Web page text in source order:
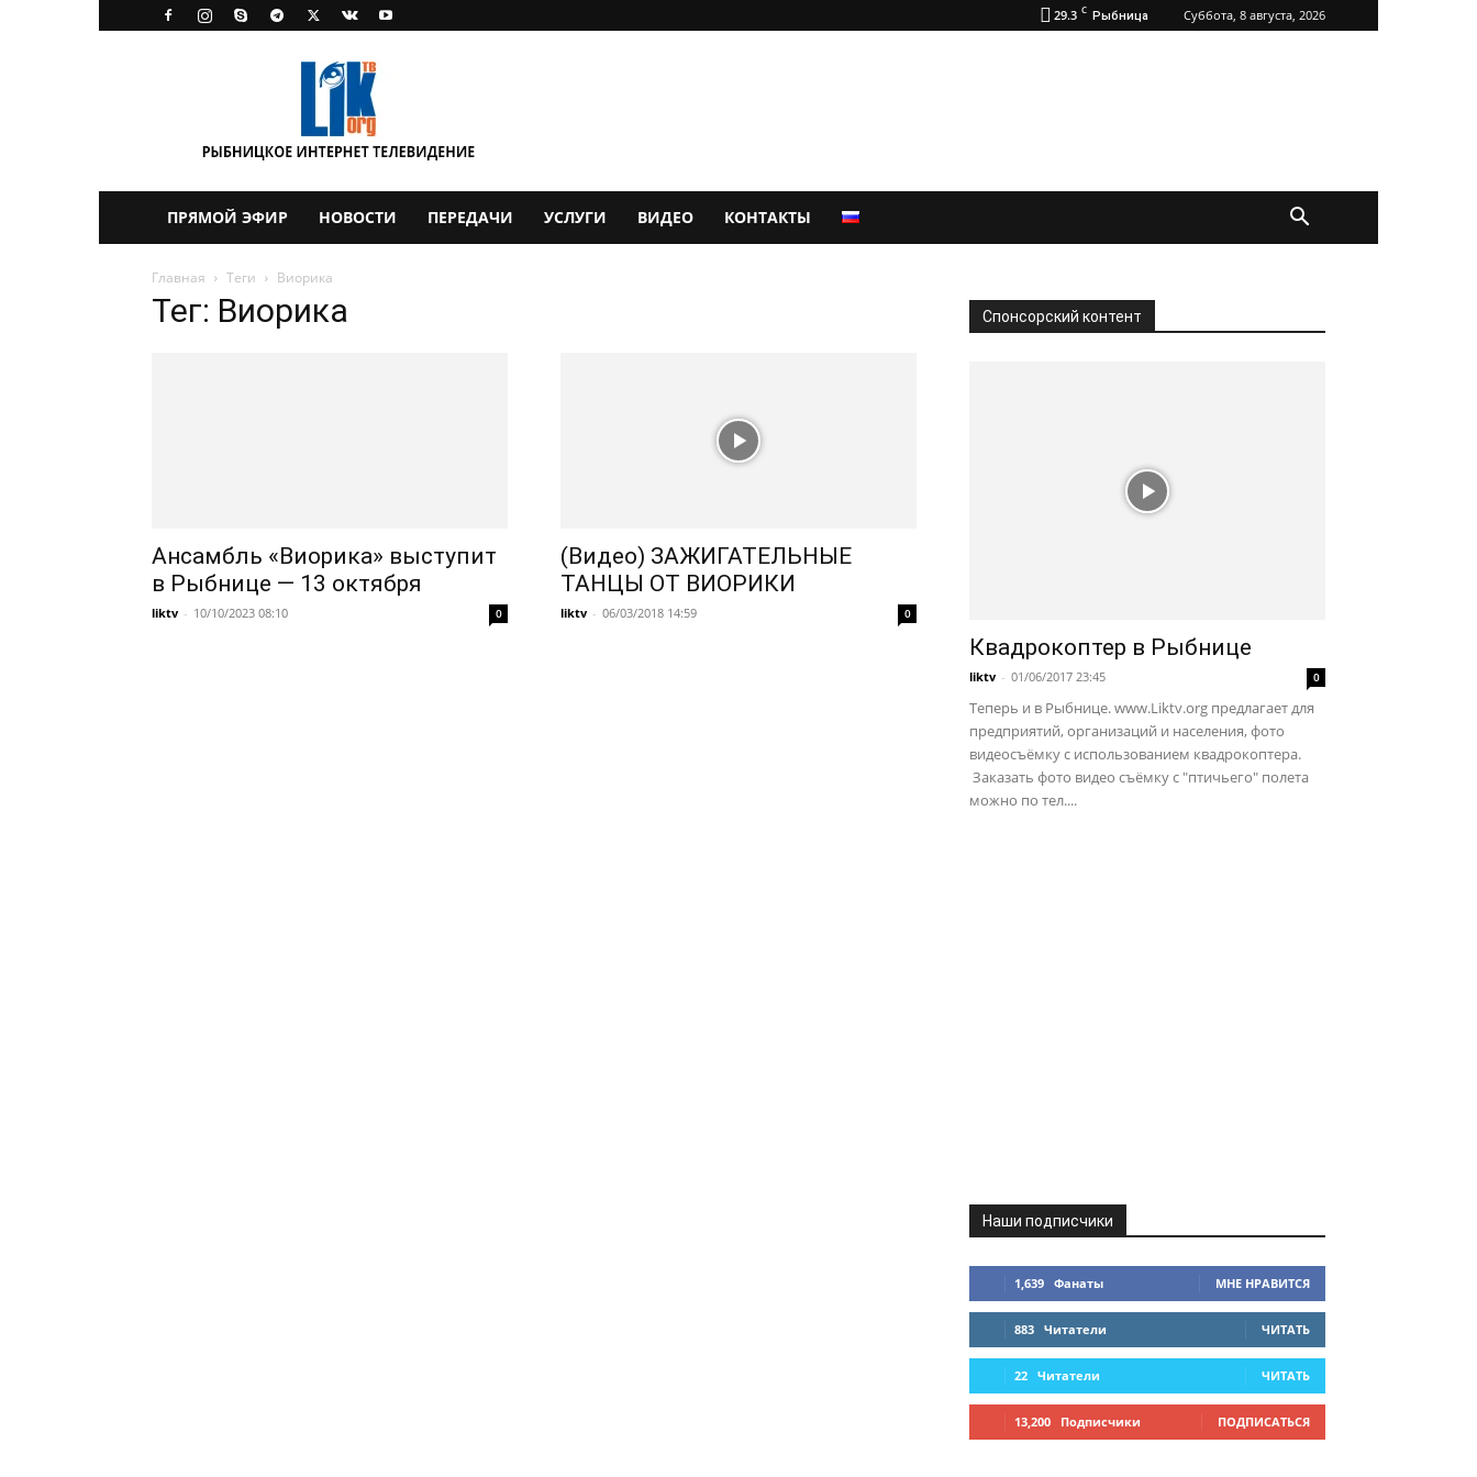
29.3 C Рыбница Суббота, 8 августа, 2026
ПРЯМОЙ ЭФИР НОВОСТИ ПЕРЕДАЧИ УСЛУГИ ВИДЕО КОНТАКТЫ
Главная Теги Виорика
Тег: Виорика
Ансамбль «Виорика» выступит
в Рыбнице — 13 октября
liktv - 10/10/2023 08:10 0
(Видео) ЗАЖИГАТЕЛЬНЫЕ
ТАНЦЫ ОТ ВИОРИКИ
liktv - 06/03/2018 14:59 0
Спонсорский контент
Квадрокоптер в Рыбнице
liktv - 01/06/2017 23:45 0
Теперь и в Рыбнице. www.Liktv.org предлагает для
предприятий, организаций и населения, фото
видеосъёмку с использованием квадрокоптера.
Заказать фото видео съёмку с "птичьего" полета
можно по тел....
Наши подписчики
1,639 Фанаты МНЕ НРАВИТСЯ
883 Читатели ЧИТАТЬ
22 Читатели ЧИТАТЬ
13,200 Подписчики ПОДПИСАТЬСЯ